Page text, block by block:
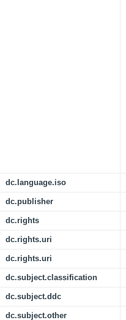
dc.language.iso
dc.publisher
dc.rights
dc.rights.uri
dc.rights.uri
dc.subject.classification
dc.subject.ddc
dc.subject.other